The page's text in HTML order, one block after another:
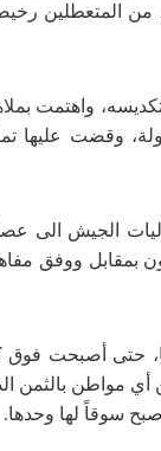
من المتعطلين
واهتمت
وقضت عليها
الجيش الى
بمقابل ووفق
حتى أصبحت فوق
أي مواطن بالثمن
سوقاً لها وحدها.